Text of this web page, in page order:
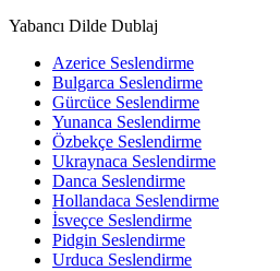
Yabancı Dilde Dublaj
Azerice Seslendirme
Bulgarca Seslendirme
Gürcüce Seslendirme
Yunanca Seslendirme
Özbekçe Seslendirme
Ukraynaca Seslendirme
Danca Seslendirme
Hollandaca Seslendirme
İsveçce Seslendirme
Pidgin Seslendirme
Urduca Seslendirme